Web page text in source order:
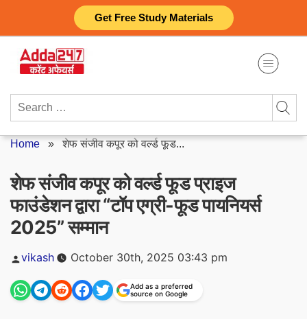
Get Free Study Materials
content
Search
Home »शेफ संजीव कपूर को वर्ल्ड फूड...
शेफ संजीव कपूर को वर्ल्ड फूड प्राइज
फाउंडेशन द्वारा “टॉप एग्री-फूड पायनियर्स
2025” सम्मान
Posted
vikash October 30th, 2025 03:43 pm
Add as a preferred
source on Google